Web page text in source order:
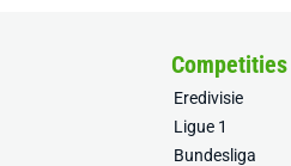
Competities
Eredivisie
Ligue 1
Bundesliga